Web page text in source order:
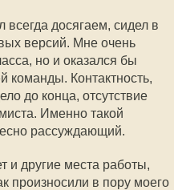
досягаем, сидел в
версий. Мне очень
но и оказался бы
команды. Контактность,
до конца, отсутствие
Именно такой
рассуждающий.
и другие места работы,
произносили в пору моего